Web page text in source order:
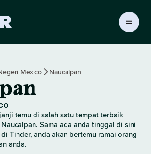
a
n
U
a
m
a
T
Mexico Naucalpan
temu di salah satu tempat terbaik
Sama ada anda tinggal di sini
Tinder, anda akan bertemu ramai orang
anda.